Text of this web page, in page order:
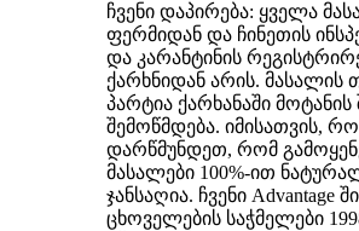
ჩვენი დაპირება: ყველა
ფერმიდან და ჩინეთის
და კარანტინის
ქარხნიდან არის.
პარტია ქარხანაში მოტანის
შემოწმდება. იმისათვის,
დარწმუნდეთ, რომ
მასალები 100%-ით
ჯანსაღია. ჩვენი Advantage
ცხოველების საჭმელები